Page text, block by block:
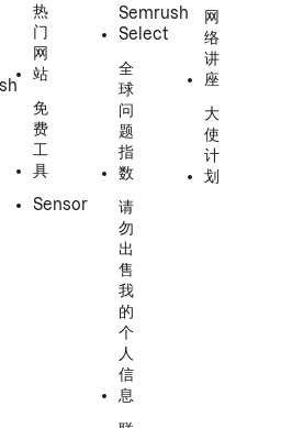
热
门
网
站
免
费
工
具
Sensor
Semrush
Select
全
球
问
题
指
数
请
勿
出
售
我
的
个
人
信
息
网
络
讲
座
大
使
计
划